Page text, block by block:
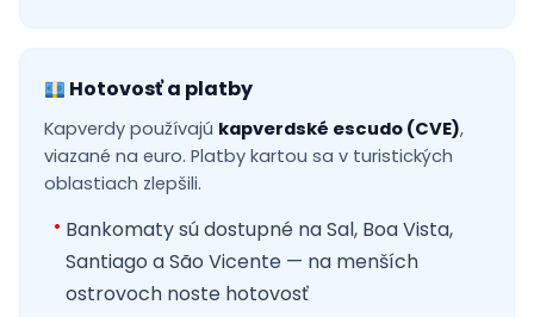
Hotovosť a platby
Kapverdy používajú kapverdské escudo (CVE),
viazané na euro. Platby kartou sa v turistických
oblastiach zlepšili.
Bankomaty sú dostupné na Sal, Boa Vista,
Santiago a São Vicente — na menších
ostrovoch noste hotovosť